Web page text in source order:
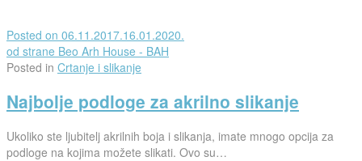
Posted on 06.11.2017.16.01.2020.
od strane Beo Arh House - BAH
Posted in Crtanje i slikanje
Najbolje podloge za akrilno slikanje
Ukoliko ste ljubitelj akrilnih boja i slikanja, imate mnogo opcija za
podloge na kojima možete slikati. Ovo su…